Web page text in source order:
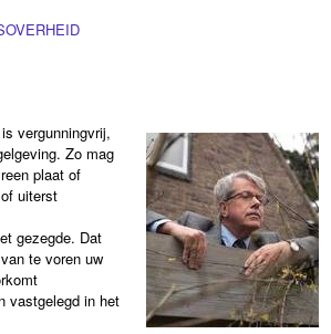
vergunningvrij,
Zo mag
plaat of
uiterst
gezegde. Dat
te voren uw
vastgelegd in het